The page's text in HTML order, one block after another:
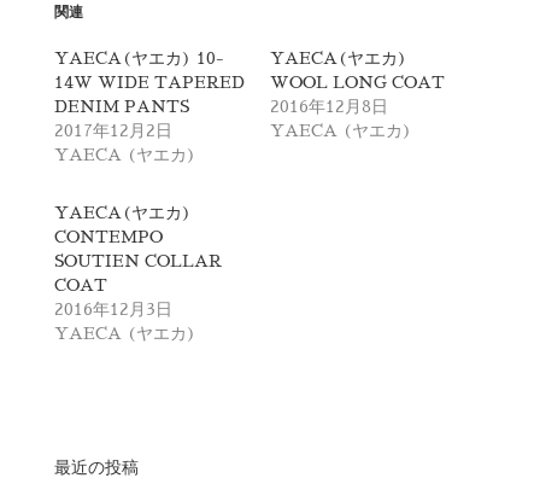
t
t
e
r
で
共
有
し
い
ウ
ィ
ン
ド
ウ
で
開
き
共
有
す
る
に
は
ク
リ
し
て
く
だ
(
新
し
関連
YAECA(ヤエカ) 10-
14W WIDE TAPERED
DENIM PANTS
2017年12月2日
YAECA (ヤエカ)
YAECA(ヤエカ)
WOOL LONG COAT
2016年12月8日
YAECA (ヤエカ)
YAECA(ヤエカ)
CONTEMPO
SOUTIEN COLLAR
COAT
2016年12月3日
YAECA (ヤエカ)
最近の投稿